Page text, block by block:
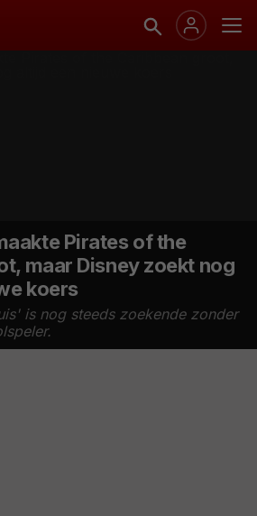
Pirates of the
maar Disney zoekt nog
koers
is nog steeds zoekende zonder